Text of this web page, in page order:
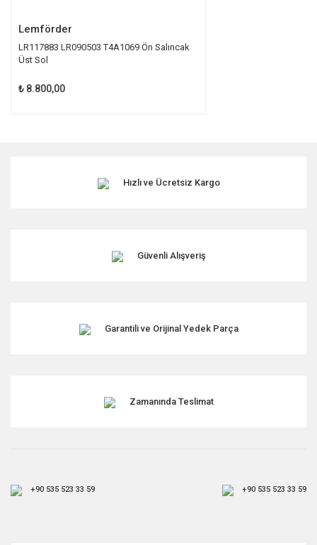
Lemförder
LR117883 LR090503 T4A1069 Ön Salıncak
Üst Sol
₺ 8.800,00
Hızlı ve Ücretsiz Kargo
Güvenli Alışveriş
Garantili ve Orijinal Yedek Parça
Zamanında Teslimat
+90 535 523 33 59 +90 535 523 33 59